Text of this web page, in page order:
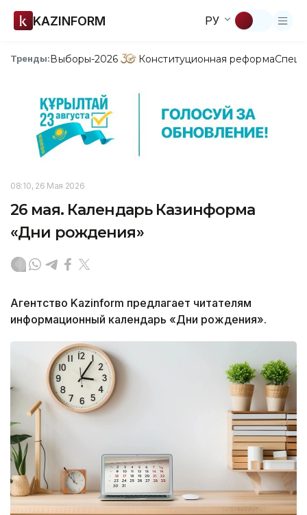
KAZINFORM РУ
Тренды:Выборы-2026 Конституционная реформа
08:10, 26 Мая 2026
26 мая. Календарь Казинформа
«Дни рождения»
Агентство Kazinform предлагает читателям
информационный календарь «Дни рождения».